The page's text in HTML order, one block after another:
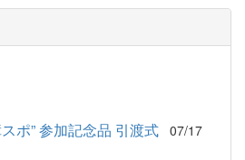
ポ” 参加記念品 引渡式 07/17